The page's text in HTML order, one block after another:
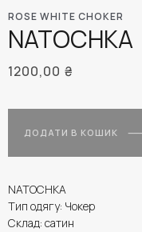
ROSE WHITE CHOKER
NATOCHKA
1200,00 ₴
ДОДАТИ В КОШИК
NATOCHKA
Тип одягу: Чокер
Склад: сатин